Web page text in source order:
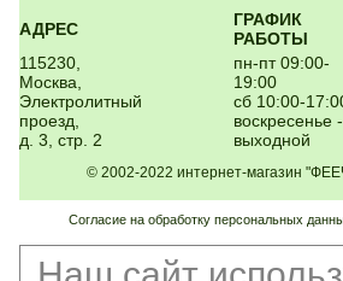
АДРЕС
ГРАФИК
РАБОТЫ
115230,
Москва,
Электролитный
проезд,
д. 3, стр. 2
пн-пт 09:00-
19:00
сб 10:00-
воскресенье -
выходной
© 2002-2022 интернет-магазин
Согласие на обработку персональных